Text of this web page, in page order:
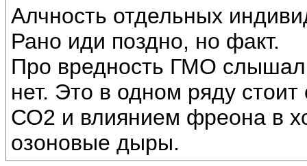
Алчность отдельных
Рано иди поздно, но факт.
Про вредность ГМО
нет. Это в одном ряду
СО2 и влиянием фреона в
озоновые дыры.